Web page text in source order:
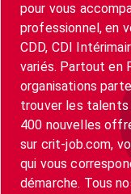
pour vous
professionnel, en
CDD, CDI
variés. Partout en
organisations
trouver les talents
400 nouvelles
sur crit-job.com,
qui vous
démarche. Tous